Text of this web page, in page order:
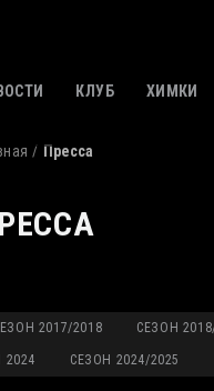
КЛУБ ХИМКИ
Пресса
2017/2018 СЕЗОН
2024 СЕЗОН 2024/2025